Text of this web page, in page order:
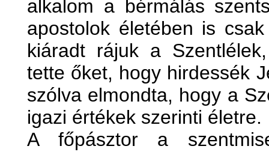
alkalom a bérmálás
apostolok életében is
kiáradt rájuk a
tette őket, hogy hirdessék
szólva elmondta, hogy a
igazi értékek szerinti életre.
A főpásztor a